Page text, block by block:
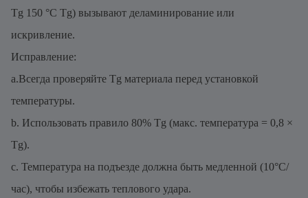
Tg 150 °C Tg) вызывают деламинирование или
искривление.
Исправление:
a.Всегда проверяйте Tg материала перед установкой
температуры.
b. Использовать правило 80% Tg (макс. температура = 0,8 ×
Tg).
c. Температура на подъезде должна быть медленной (10°C/
час), чтобы избежать теплового удара.